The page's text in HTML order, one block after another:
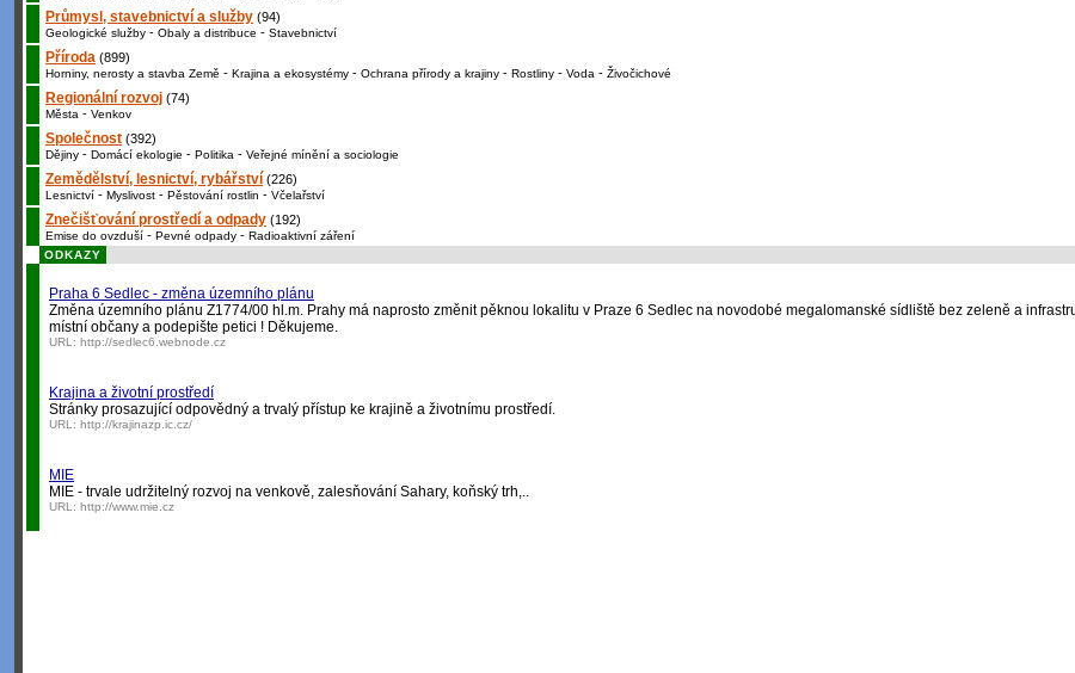
Průmysl, stavebnictví a služby (94)
Geologické služby - Obaly a distribuce - Stavebnictví
Příroda (899)
Horniny, nerosty a stavba Země - Krajina a ekosystémy - Ochrana přírody a krajiny - Rostliny - Voda - Živočichové
Regionální rozvoj (74)
Města - Venkov
Společnost (392)
Dějiny - Domácí ekologie - Politika - Veřejné mínění a sociologie
Zemědělství, lesnictví, rybářství (226)
Lesnictví - Myslivost - Pěstování rostlin - Včelařství
Znečišťování prostředí a odpady (192)
Emise do ovzduší - Pevné odpady - Radioaktivní záření
ODKAZY
Praha 6 Sedlec - změna územního plánu
Změna územního plánu Z1774/00 hl.m. Prahy má naprosto změnit pěknou lokalitu v Praze 6 Sedlec na novodobé megalomanské sídliště bez zeleně a
místní občany a podepište petici ! Děkujeme.
URL: http://sedlec6.webnode.cz
Krajina a životní prostředí
Stránky prosazující odpovědný a trvalý přístup ke krajině a životnímu prostředí.
URL: http://krajinazp.ic.cz/
MIE
MIE - trvale udržitelný rozvoj na venkově, zalesňování Sahary, koňský trh,..
URL: http://www.mie.cz